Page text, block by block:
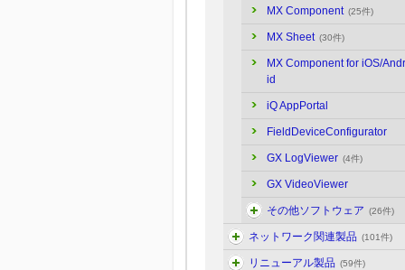
MX Component (25件)
MX Sheet (30件)
MX Component for iOS/
id
iQ AppPortal
FieldDeviceConfigurator
GX LogViewer (4件)
GX VideoViewer
その他ソフトウェア (26件)
ネットワーク関連製品 (101件)
リニューアル製品 (59件)